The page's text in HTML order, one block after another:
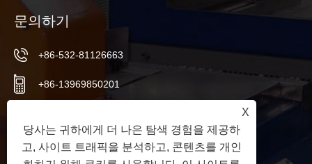
문의하기
+86-532-81126663
+86-13969850201
info@worldextruder.com
X
당사는 귀하에게 더 나은 탐색 경험을 제공하
고, 사이트 트래픽을 분석하고, 콘텐츠를 개인